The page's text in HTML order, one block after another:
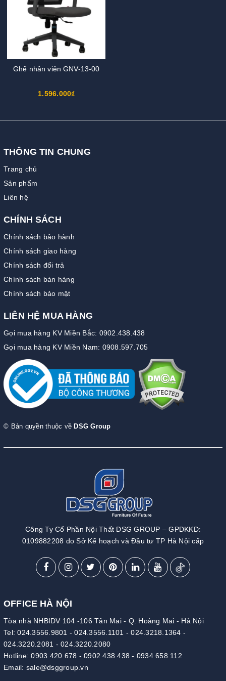
Ghế nhân viên GNV-13-00
1.596.000₫
THÔNG TIN CHUNG
Trang chủ
Sản phẩm
Liên hệ
CHÍNH SÁCH
Chính sách bảo hành
Chính sách giao hàng
Chính sách đổi trả
Chính sách bán hàng
Chính sách bảo mật
LIÊN HỆ MUA HÀNG
Gọi mua hàng KV Miền Bắc: 0902.438.438
Gọi mua hàng KV Miền Nam: 0908.597.705
© Bản quyền thuộc về DSG Group
Công Ty Cổ Phần Nội Thất DSG GROUP – GPDKKD:
0109882208 do Sở Kế hoạch và Đầu tư TP Hà Nội cấp
OFFICE HÀ NỘI
Tòa nhà NHBIDV 104 -106 Tân Mai - Q. Hoàng Mai - Hà Nội
Tel:024.3556.9801 -024.3556.1101 -024.3218.1364 -
024.3220.2081 - 024.3220.2080
Hotline:0903 420 678 - 0902 438 438 - 0934 658 112
Email: sale@dsggroup.vn